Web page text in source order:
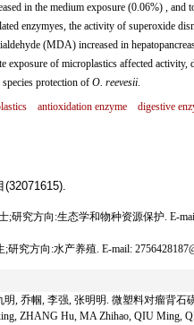
in the medium exposure (0.06%) ,
enzymyes, the activity of superoxide
(MDA) increased in
exposure of microplastics affected
protection of O. reevesii.
antioxidation enzyme digestive
(32071615).
研究方向:生态学和物种资源保护. E-
究方向:水产养殖. E-mail:
, 乔帼, 李强, 张明明. 微塑料对瘤背石
ZHANG Hu, MA Zhihao, QIU Ming,